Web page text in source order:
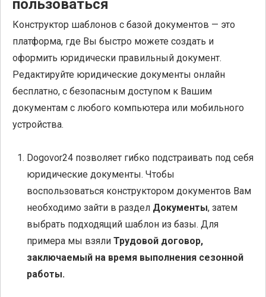
пользоваться
Конструктор шаблонов с базой документов — это
платформа, где Вы быстро можете создать и
оформить юридически правильный документ.
Редактируйте юридические документы онлайн
бесплатно, с безопасным доступом к Вашим
документам с любого компьютера или мобильного
устройства.
Dogovor24 позволяет гибко подстраивать под себя
юридические документы. Чтобы
воспользоваться конструктором документов Вам
необходимо зайти в раздел Документы, затем
выбрать подходящий шаблон из базы. Для
примера мы взяли Трудовой договор,
заключаемый на время выполнения сезонной
работы.